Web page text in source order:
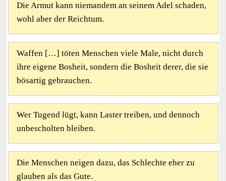
Die Armut kann niemandem an seinem Adel schaden,
wohl aber der Reichtum.
Waffen […] töten Menschen viele Male, nicht durch
ihre eigene Bosheit, sondern die Bosheit derer, die sie
bösartig gebrauchen.
Wer Tugend lügt, kann Laster treiben, und dennoch
unbescholten bleiben.
Die Menschen neigen dazu, das Schlechte eher zu
glauben als das Gute.